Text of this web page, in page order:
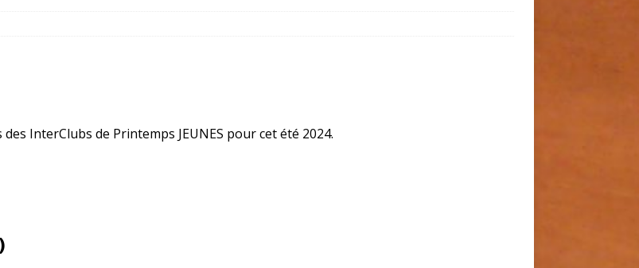
InterClubs de Printemps JEUNES pour cet été 2024.